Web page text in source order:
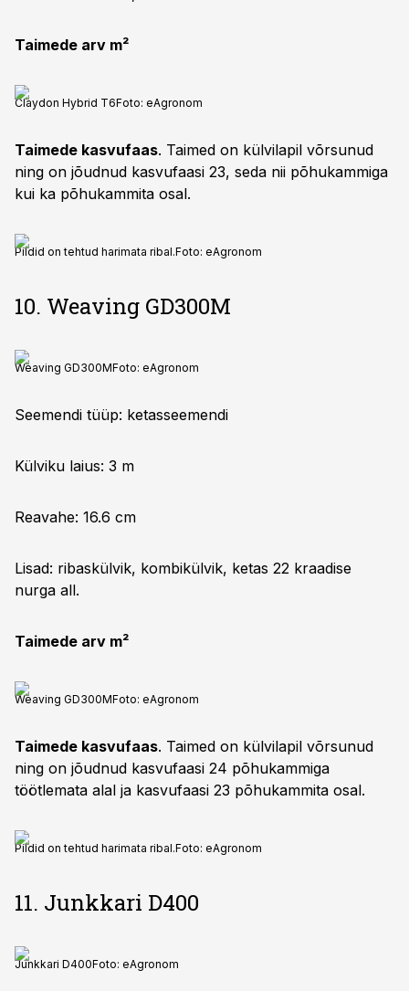
Taimede arv m²
Claydon Hybrid T6Foto: eAgronom
Taimede kasvufaas. Taimed on külvilapil võrsunud
ning on jõudnud kasvufaasi 23, seda nii põhukammiga
kui ka põhukammita osal.
Pildid on tehtud harimata ribal.Foto: eAgronom
10. Weaving GD300M
Weaving GD300MFoto: eAgronom
Seemendi tüüp: ketasseemendi
Külviku laius: 3 m
Reavahe: 16.6 cm
Lisad: ribaskülvik, kombikülvik, ketas 22 kraadise
nurga all.
Taimede arv m²
Weaving GD300MFoto: eAgronom
Taimede kasvufaas. Taimed on külvilapil võrsunud
ning on jõudnud kasvufaasi 24 põhukammiga
töötlemata alal ja kasvufaasi 23 põhukammita osal.
Pildid on tehtud harimata ribal.Foto: eAgronom
11. Junkkari D400
Junkkari D400Foto: eAgronom